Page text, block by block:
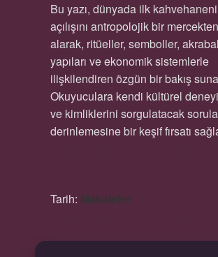
Bu yazı, dünyada ilk
açılışını antropolojik bir
alarak, ritüeller, semboller,
yapıları ve ekonomik sistemlerle
ilişkilendiren özgün bir bakış
Okuyuculara kendi kültürel
ve kimliklerini sorgulatacak
derinlemesine bir keşif fırsatı
Tarih: Makaleler